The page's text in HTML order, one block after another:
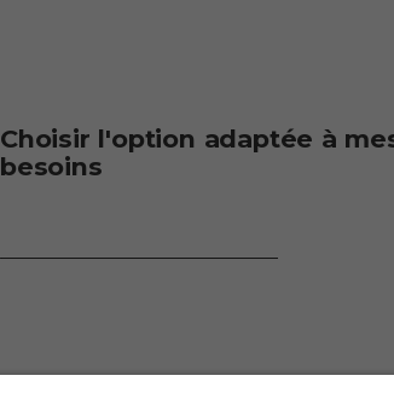
Choisir l'option adaptée à
besoins